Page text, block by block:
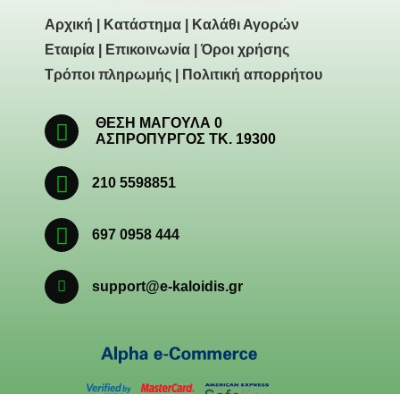
Αρχική Κατάστημα
Καλάθι Αγορών
Εταιρία
Επικοινωνία |Όροι χρήσης
Τρόποι πληρωμής
Πολιτική απορρήτου
ΘΕΣΗ ΜΑΓΟΥΛΑ 0
ΑΣΠΡΟΠΥΡΓΟΣ ΤΚ. 19300
210 5598851
697 0958 444
support@e-kaloidis.gr